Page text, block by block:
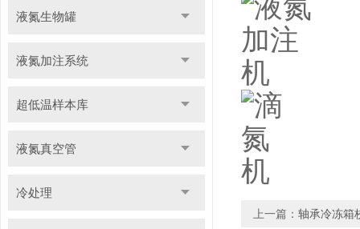
液氮生物罐
液氮加注系统
超低温样本库
液氮真空管
冷处理
上一篇： 轴承冷冻箱